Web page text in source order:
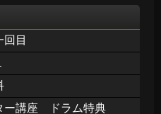
目
ー講座 ドラム特典